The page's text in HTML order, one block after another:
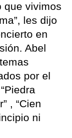
que vivimos
les dijo
en
Abel
por el
, “Cien
ni